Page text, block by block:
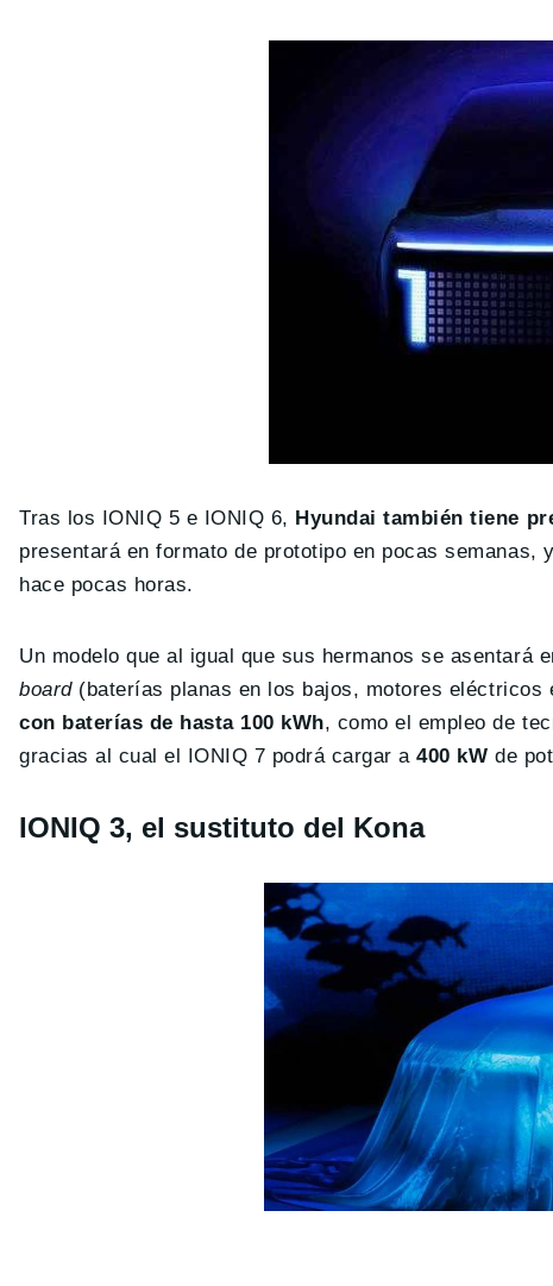
Tras los IONIQ 5 e IONIQ 6, Hyundai también tiene
presentará en formato de prototipo en pocas
hace pocas horas.
Un modelo que al igual que sus hermanos se asentará
board(baterías planas en los bajos, motores eléctricos
con baterías de hasta 100 kWh, como el empleo de
gracias al cual el IONIQ 7 podrá cargar a400 kW de
IONIQ 3, el sustituto del Kona